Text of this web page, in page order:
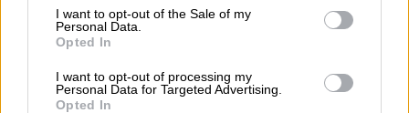
consent section.
I want to opt-out of the Sale of my
Personal Data.
Opted In
I want to opt-out of processing my
Personal Data for Targeted Advertising.
Opted In